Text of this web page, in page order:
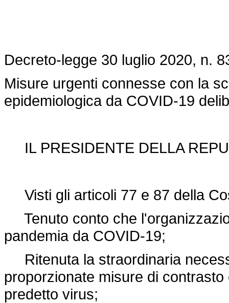
Decreto-legge 30 luglio 2020, n.
Misure urgenti connesse con la
epidemiologica da COVID-19
IL PRESIDENTE DELLA
Visti gli articoli 77 e 87 della
Tenuto conto che
pandemia da COVID-19;
Ritenuta la straordinaria
proporzionate misure di
predetto virus;